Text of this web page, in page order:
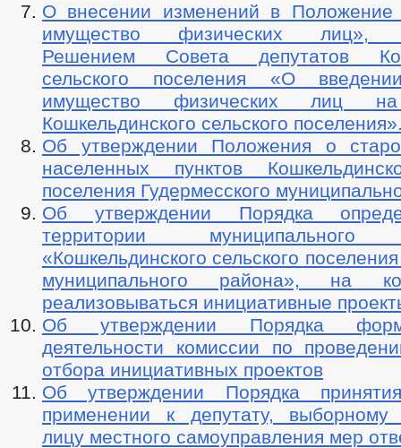
О внесении изменений в
имущество физических лиц»,
Решением Совета депутатов
сельского поселения «О
имущество физических лиц на
Кошкельдинского сельского
Об утверждении Положения о
населенных пунктов
поселения Гудермесского
Об утверждении Порядка
территории муниципального
«Кошкельдинского сельского
муниципального района», на
реализовываться инициативные
Об утверждении Порядка
деятельности комиссии по
отбора инициативных проектов
Об утверждении Порядка
применении к депутату, выборному
лицу местного самоуправления мер